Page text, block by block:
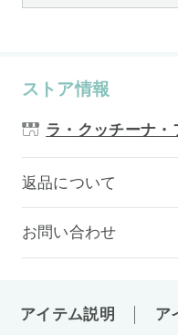
ストア情報
ラ・クッチーナ・
返品について
お問い合わせ
アイテム説明 ア